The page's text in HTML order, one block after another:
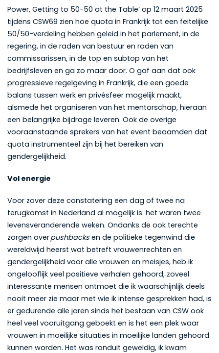
Power, Getting to 50-50 at the Table’ op 12 maart 2025
tijdens CSW69 zien hoe quota in Frankrijk tot een feitelijke
50/50-verdeling hebben geleid in het parlement, in de
regering, in de raden van bestuur en raden van
commissarissen, in de top en subtop van het
bedrijfsleven en ga zo maar door. O gaf aan dat ook
progressieve regelgeving in Frankrijk, die een goede
balans tussen werk en privésfeer mogelijk maakt,
alsmede het organiseren van het mentorschap, hieraan
een belangrijke bijdrage leveren. Ook de overige
vooraanstaande sprekers van het event beaamden dat
quota instrumenteel zijn bij het bereiken van
gendergelijkheid.
Vol energie
Voor zover deze constatering een dag of twee na
terugkomst in Nederland al mogelijk is: het waren twee
levensveranderende weken. Ondanks de ook terechte
zorgen overpushbacks en de politieke tegenwind die
wereldwijd heerst wat betreft vrouwenrechten en
gendergelijkheid voor alle vrouwen en meisjes, heb ik
ongelooflijk veel positieve verhalen gehoord, zoveel
interessante mensen ontmoet die ik waarschijnlijk deels
nooit meer zie maar met wie ik intense gesprekken had, is
er gedurende alle jaren sinds het bestaan van CSW ook
heel veel vooruitgang geboekt en is het een plek waar
vrouwen in moeilijke situaties in moeilijke landen gehoord
kunnen worden. Het was ronduit geweldig, ik kwam